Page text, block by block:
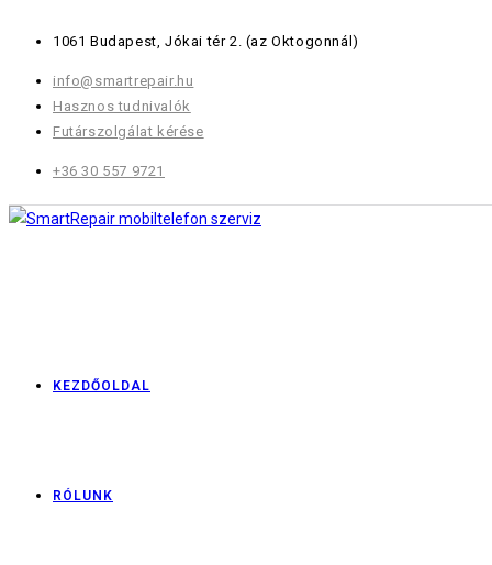
content
1061 Budapest, Jókai tér 2. (az Oktogonnál)
info@smartrepair.hu
Hasznos tudnivalók
Futárszolgálat kérése
+36 30 557 9721
KEZDŐOLDAL
RÓLUNK